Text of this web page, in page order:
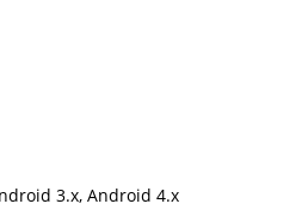
3.x, Android 4.x